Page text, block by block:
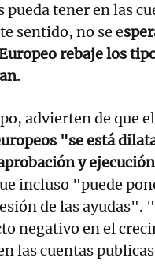
pueda tener en las
sentido, no se e
rebaje los
advierten de que
"se está
y
incluso "puede
de las ayudas".
negativo en el
las cuentas